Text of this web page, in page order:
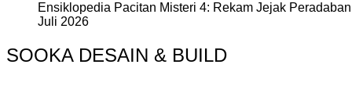
Ensiklopedia Pacitan Misteri 4: Rekam Jejak
Juli 2026
SOOKA DESAIN & BUILD